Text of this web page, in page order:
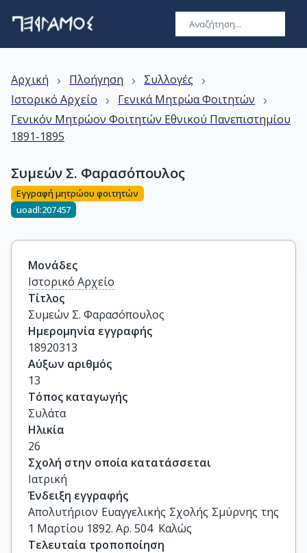
Αρχική › Πλοήγηση › Συλλογές ›
Ιστορικό Αρχείο › Γενικά Μητρώα Φοιτητών ›
Γενικόν Μητρώον Φοιτητών Εθνικού Πανεπιστημίου
1891-1895
Συμεών Σ. Φαρασόπουλος
Εγγραφή μητρώου φοιτητών
uoadl:207457
Μονάδες
Ιστορικό Αρχείο
Τίτλος
Συμεών Σ. Φαρασόπουλος
Ημερομηνία εγγραφής
18920313
Αύξων αριθμός
13
Τόπος καταγωγής
Συλάτα
Ηλικία
26
Σχολή στην οποία κατατάσσεται
Ιατρική
Ένδειξη εγγραφής
Απολυτήριον Ευαγγελικής Σχολής Σμύρνης της
1 Μαρτίου 1892. Αρ. 504  Καλώς
Τελευταία τροποποίηση